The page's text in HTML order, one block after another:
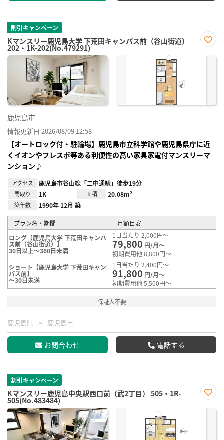
割引キャンペーン
Kマンスリー鹿児島大学 下荒田キャンパス前（谷山街道）
202・1K-202(No.479291)
に入
鹿児島市
情報更新日 2026/08/09 12:58
【オートロック付・駐輪場】鹿児島市立科学館や鹿児島県庁に近
くイオンやフレスポ等ある利便性の高い家具家電付マンスリーマ
ンション♪
アクセス 鹿児島市谷山線「二中通駅」徒歩19分
間取り 1K 面積 20.08m²
築年数 1990年 12月 築
プラン名・期間
月額目安
ロング【鹿児島大学 下荒田キャンパ
ス前（谷山街道）】
30日以上～360日未満
1日当たり 2,000円～
79,800 円/月～
初期費用他 8,800円～
ショート【鹿児島大学 下荒田キャン
パス前】
～30日未満
1日当たり 2,400円～
91,800 円/月～
初期費用他 5,500円～
保証人不要
鹿児島県 鹿児島市
お問合わせ 電話する
割引キャンペーン
Kマンスリー鹿児島中央駅西口前（武2丁目） 505・1R-
505(No.483484)
に入